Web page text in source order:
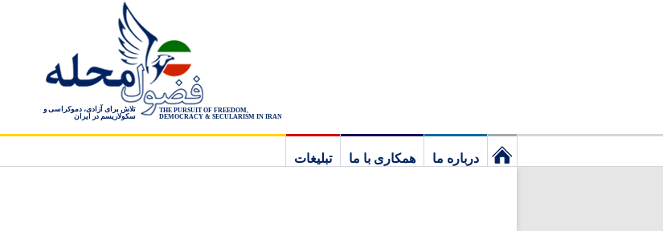
THE PURSUIT OF FREEDOM,
DEMOCRACY & SECULARISM IN IRAN
تلاش برای آزادی، دموکراسی و
سکولاریسم در ایران
درباره ما همکاری با ما
تبلیغات